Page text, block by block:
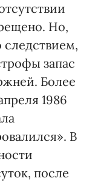
Но,
следствием,
запас
Более
1986
В
после